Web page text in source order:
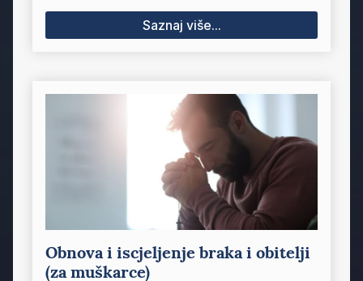
Saznaj više...
Obnova i iscjeljenje braka i obitelji
(za muškarce)